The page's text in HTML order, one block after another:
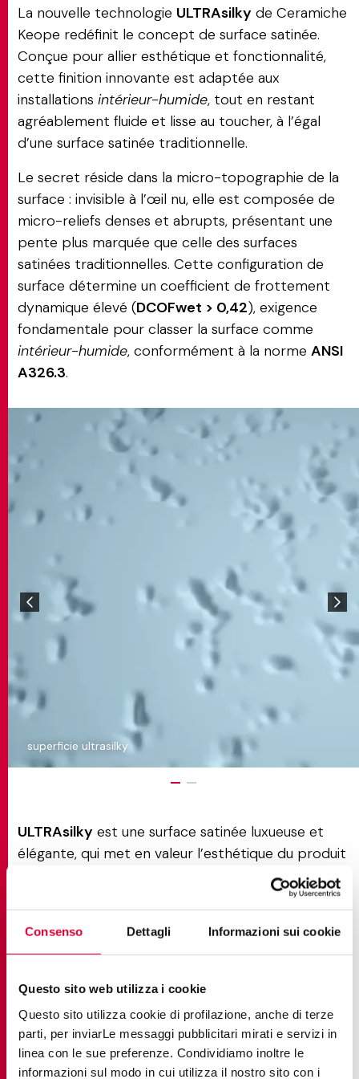
Consenso Dettagli Informazioni sui cookie
Questo sito web utilizza i cookie
Questo sito utilizza cookie di profilazione, anche di terze
parti, per inviarLe messaggi pubblicitari mirati e servizi in
linea con le sue preferenze. Condividiamo inoltre le
informazioni sul modo in cui utilizza il nostro sito con i
superficie ultrasilky
La nouvelle technologie ULTRAsilky de Ceramiche
Keope redéfinit le concept de surface satinée.
Conçue pour allier esthétique et fonctionnalité,
cette finition innovante est adaptée aux
installations intérieur-humide, tout en restant
agréablement fluide et lisse au toucher, à l’égal
d’une surface satinée traditionnelle.
Le secret réside dans la micro-topographie de la
surface : invisible à l’œil nu, elle est composée de
micro-reliefs denses et abrupts, présentant une
pente plus marquée que celle des surfaces
satinées traditionnelles. Cette configuration de
surface détermine un coefficient de frottement
dynamique élevé (DCOFwet > 0,42), exigence
fondamentale pour classer la surface comme
intérieur-humide, conformément à la norme ANSI
A326.3.
ULTRAsilky est une surface satinée luxueuse et
élégante, qui met en valeur l’esthétique du produit
tout en offrant d’excellentes performances
techniques, telles que la facilité de nettoyage, la
de frottement dynamique élevé (DCOFwet >
0,42).
Sensation tactile douce et veloutée
comparable à celle de la surface satinée
traditionnelle de Keope, associée à des
performances techniques améliorées pour de